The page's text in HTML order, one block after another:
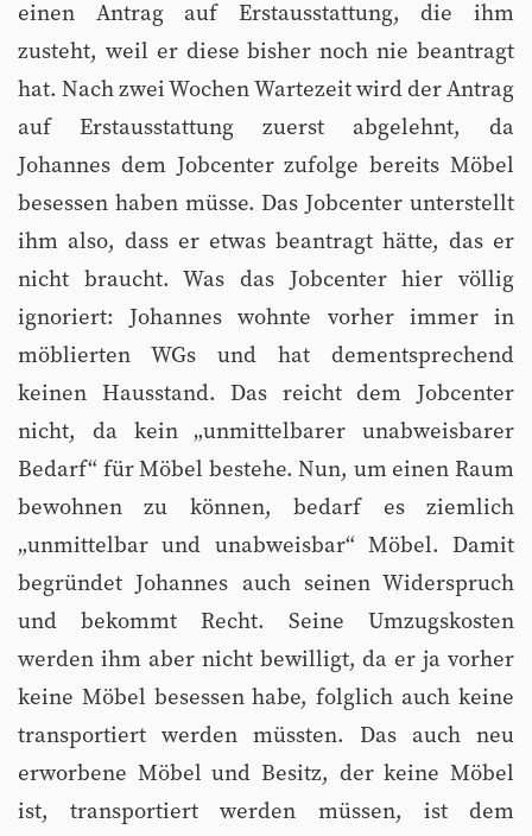
einen Antrag auf Erstausstattung, die ihm
zusteht, weil er diese bisher noch nie beantragt
hat. Nach zwei Wochen Wartezeit wird der Antrag
auf Erstausstattung zuerst abgelehnt, da
Johannes dem Jobcenter zufolge bereits Möbel
besessen haben müsse. Das Jobcenter unterstellt
ihm also, dass er etwas beantragt hätte, das er
nicht braucht. Was das Jobcenter hier völlig
ignoriert: Johannes wohnte vorher immer in
möblierten WGs und hat dementsprechend
keinen Hausstand. Das reicht dem Jobcenter
nicht, da kein „unmittelbarer unabweisbarer
Bedarf“ für Möbel bestehe. Nun, um einen Raum
bewohnen zu können, bedarf es ziemlich
„unmittelbar und unabweisbar“ Möbel. Damit
begründet Johannes auch seinen Widerspruch
und bekommt Recht. Seine Umzugskosten
werden ihm aber nicht bewilligt, da er ja vorher
keine Möbel besessen habe, folglich auch keine
transportiert werden müssten. Das auch neu
erworbene Möbel und Besitz, der keine Möbel
ist, transportiert werden müssen, ist dem